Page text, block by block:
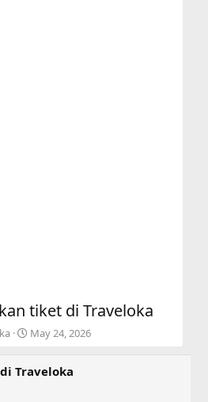
tiket di Traveloka
S
r
May 24, 2026
Traveloka